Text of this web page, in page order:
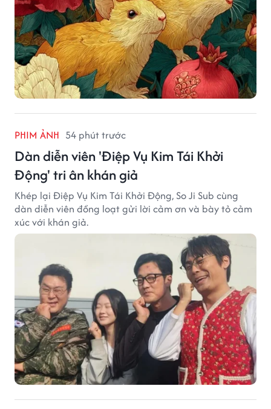
PHIM ẢNH 54 phút trước
Dàn diễn viên 'Điệp Vụ Kim Tái Khởi
Động' tri ân khán giả
Khép lại Điệp Vụ Kim Tái Khởi Động, So Ji Sub cùng
dàn diễn viên đồng loạt gửi lời cảm ơn và bày tỏ cảm
xúc với khán giả.